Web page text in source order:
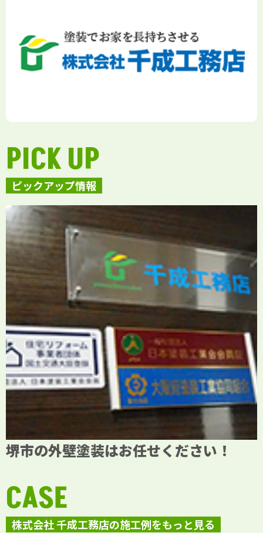
ピックアップ情報
PICK UP
堺市の外壁塗装はお任せください！
株式会社 千成工務店の施工例をもっと見る
CASE